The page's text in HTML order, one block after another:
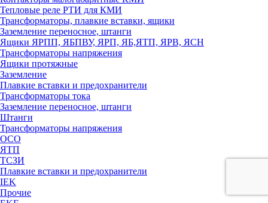
Тепловые реле РTИ для КМИ
Трансформаторы, плавкие вставки, ящики
Заземление переносное, штанги
Ящики ЯРПП, ЯБПВУ, ЯРП, ЯБ,ЯТП, ЯРВ, ЯСН
Трансформаторы напряжения
Ящики протяжные
Заземление
Плавкие вставки и предохранители
Трансформаторы тока
Заземление переносное, штанги
Штанги
Трансформаторы напряжения
ОСО
ЯТП
ТСЗИ
Плавкие вставки и предохранители
IEK
Прочие